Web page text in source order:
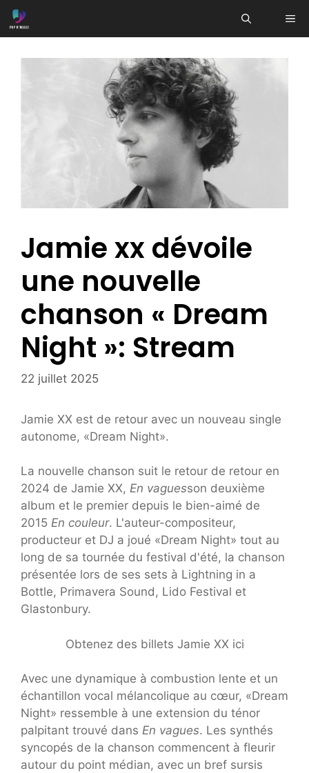
Aller
au
Jamie xx dévoile
une nouvelle
chanson « Dream
Night »: Stream
22 juillet 2025
Jamie XX est de retour avec un nouveau single
autonome, «Dream Night».
La nouvelle chanson suit le retour de retour en
2024 de Jamie XX, En vaguesson deuxième
album et le premier depuis le bien-aimé de
2015 En couleur. L'auteur-compositeur,
producteur et DJ a joué «Dream Night» tout au
long de sa tournée du festival d'été, la chanson
présentée lors de ses sets à Lightning in a
Bottle, Primavera Sound, Lido Festival et
Glastonbury.
Obtenez des billets Jamie XX ici
Avec une dynamique à combustion lente et un
échantillon vocal mélancolique au cœur, «Dream
Night» ressemble à une extension du ténor
palpitant trouvé dans En vagues. Les synthés
syncopés de la chanson commencent à fleurir
autour du point médian, avec un bref sursis